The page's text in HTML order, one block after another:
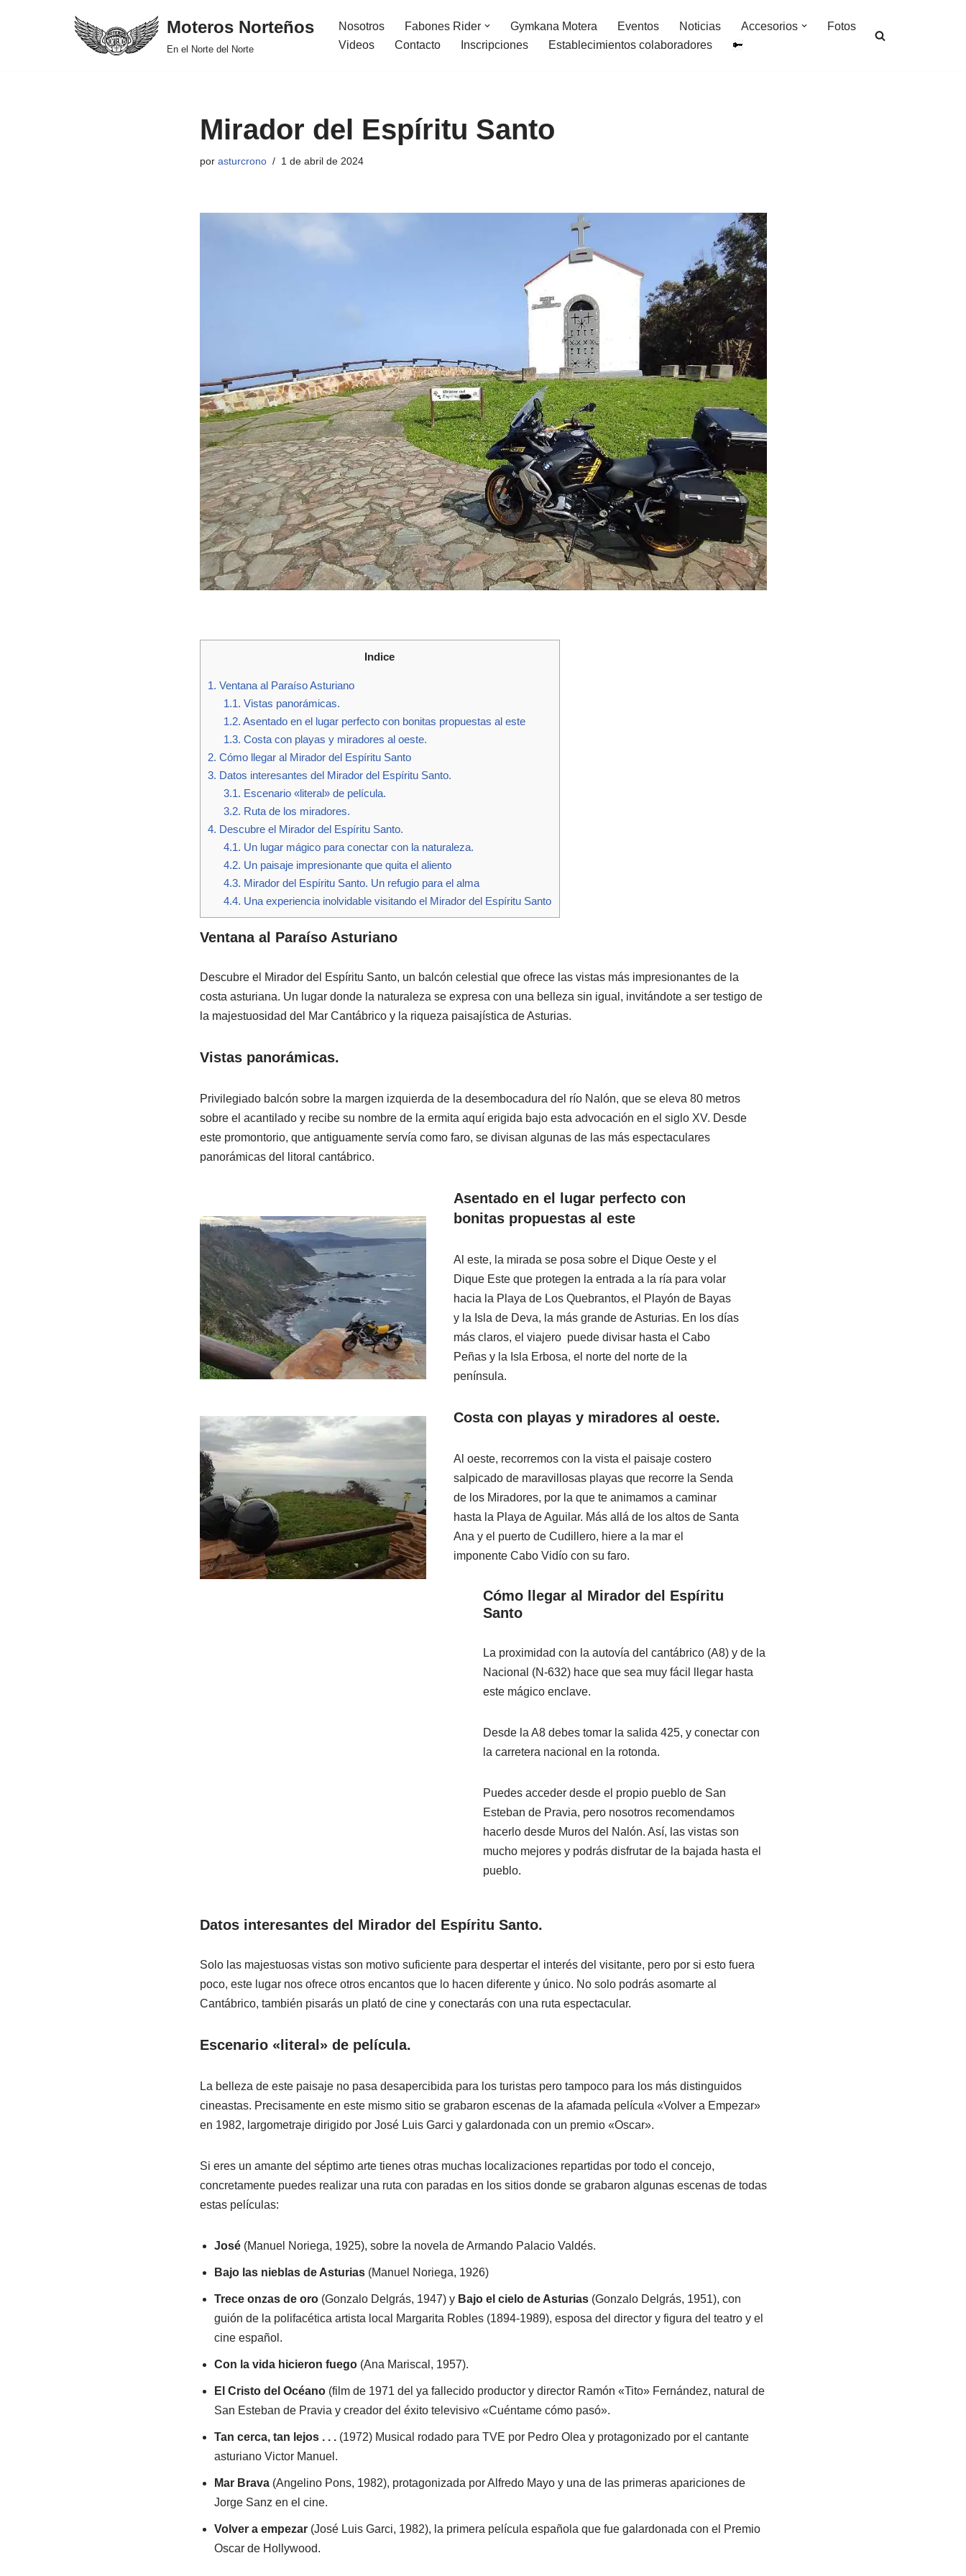
Moteros Norteños
En el Norte del Norte
Nosotros Fabones Rider Gymkana Motera Eventos Noticias Accesorios
Fotos
Videos
Contacto Inscripciones Establecimientos colaboradores
Mirador del Espíritu Santo
por asturcrono 1 de abril de 2024
Indice
1. Ventana al Paraíso Asturiano
1.1. Vistas panorámicas.
1.2. Asentado en el lugar perfecto con bonitas propuestas al este
1.3. Costa con playas y miradores al oeste.
2. Cómo llegar al Mirador del Espíritu Santo
3. Datos interesantes del Mirador del Espíritu Santo.
3.1. Escenario «literal» de película.
3.2. Ruta de los miradores.
4. Descubre el Mirador del Espíritu Santo.
4.1. Un lugar mágico para conectar con la naturaleza.
4.2. Un paisaje impresionante que quita el aliento
4.3. Mirador del Espíritu Santo. Un refugio para el alma
4.4. Una experiencia inolvidable visitando el Mirador del Espíritu Santo
Ventana al Paraíso Asturiano
Descubre el Mirador del Espíritu Santo, un balcón celestial que ofrece las vistas más impresionantes de la
costa asturiana. Un lugar donde la naturaleza se expresa con una belleza sin igual, invitándote a ser testigo de
la majestuosidad del Mar Cantábrico y la riqueza paisajística de Asturias.
Vistas panorámicas.
Privilegiado balcón sobre la margen izquierda de la desembocadura del río Nalón, que se eleva 80 metros
sobre el acantilado y recibe su nombre de la ermita aquí erigida bajo esta advocación en el siglo XV. Desde
este promontorio, que antiguamente servía como faro, se divisan algunas de las más espectaculares
panorámicas del litoral cantábrico.
Asentado en el lugar perfecto con
bonitas propuestas al este
Al este, la mirada se posa sobre el Dique Oeste y el
Dique Este que protegen la entrada a la ría para volar
hacia la Playa de Los Quebrantos, el Playón de Bayas
y la Isla de Deva, la más grande de Asturias. En los días
más claros, el viajero puede divisar hasta el Cabo
Peñas y la Isla Erbosa, el norte del norte de la
península.
Costa con playas y miradores al oeste.
Al oeste, recorremos con la vista el paisaje costero
salpicado de maravillosas playas que recorre la Senda
de los Miradores, por la que te animamos a caminar
hasta la Playa de Aguilar. Más allá de los altos de Santa
Ana y el puerto de Cudillero, hiere a la mar el
imponente Cabo Vidío con su faro.
Cómo llegar al Mirador del Espíritu
Santo
La proximidad con la autovía del cantábrico (A8) y de la
Nacional (N-632) hace que sea muy fácil llegar hasta
este mágico enclave.
Desde la A8 debes tomar la salida 425, y conectar con
la carretera nacional en la rotonda.
Puedes acceder desde el propio pueblo de San
Esteban de Pravia, pero nosotros recomendamos
hacerlo desde Muros del Nalón. Así, las vistas son
mucho mejores y podrás disfrutar de la bajada hasta el
pueblo.
Datos interesantes del Mirador del Espíritu Santo.
Solo las majestuosas vistas son motivo suficiente para despertar el interés del visitante, pero por si esto fuera
poco, este lugar nos ofrece otros encantos que lo hacen diferente y único. No solo podrás asomarte al
Cantábrico, también pisarás un plató de cine y conectarás con una ruta espectacular.
Escenario «literal» de película.
La belleza de este paisaje no pasa desapercibida para los turistas pero tampoco para los más distinguidos
cineastas. Precisamente en este mismo sitio se grabaron escenas de la afamada película «Volver a Empezar»
en 1982, largometraje dirigido por José Luis Garci y galardonada con un premio «Oscar».
Si eres un amante del séptimo arte tienes otras muchas localizaciones repartidas por todo el concejo,
concretamente puedes realizar una ruta con paradas en los sitios donde se grabaron algunas escenas de todas
estas películas:
José(Manuel Noriega, 1925), sobre la novela de Armando Palacio Valdés.
Bajo las nieblas de Asturias(Manuel Noriega, 1926)
Trece onzas de oro(Gonzalo Delgrás, 1947) y Bajo el cielo de Asturias(Gonzalo Delgrás, 1951), con
guión de la polifacética artista local Margarita Robles (1894-1989), esposa del director y figura del teatro y el
cine español.
Con la vida hicieron fuego(Ana Mariscal, 1957).
El Cristo del Océano(film de 1971 del ya fallecido productor y director Ramón «Tito» Fernández, natural de
San Esteban de Pravia y creador del éxito televisivo «Cuéntame cómo pasó».
Tan cerca, tan lejos . . . (1972) Musical rodado para TVE por Pedro Olea y protagonizado por el cantante
asturiano Victor Manuel.
Mar Brava(Angelino Pons, 1982), protagonizada por Alfredo Mayo y una de las primeras apariciones de
Jorge Sanz en el cine.
Volver a empezar(José Luis Garci, 1982), la primera película española que fue galardonada con el Premio
Oscar de Hollywood.